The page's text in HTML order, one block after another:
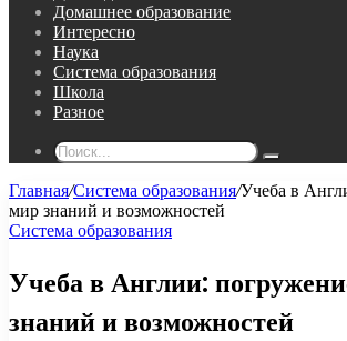
Домашнее образование
Интересно
Наука
Система образования
Школа
Разное
Поиск...
Главная/Система образования/Учеба в
мир знаний и возможностей
Система образования
Учеба в Англии:
знаний и возможностей